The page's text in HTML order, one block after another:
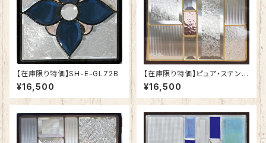
【在庫限り特価】SH-E-GL72B
¥16,500
【在庫限り特価】ピュア・ステンド
グラスSH-E10
¥16,500